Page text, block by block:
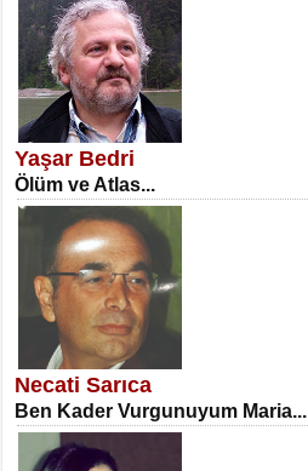
SATILMIŞ ÜMİT ÇETİNKAYA
Erkenlik...
NECLA DİLEK ARSLAN
Öğretmenler Günü Mahkemesi...
Yaşar Bedri
Ölüm ve Atlas...
Necati Sarıca
Ben Kader Vurgunuyum Maria...